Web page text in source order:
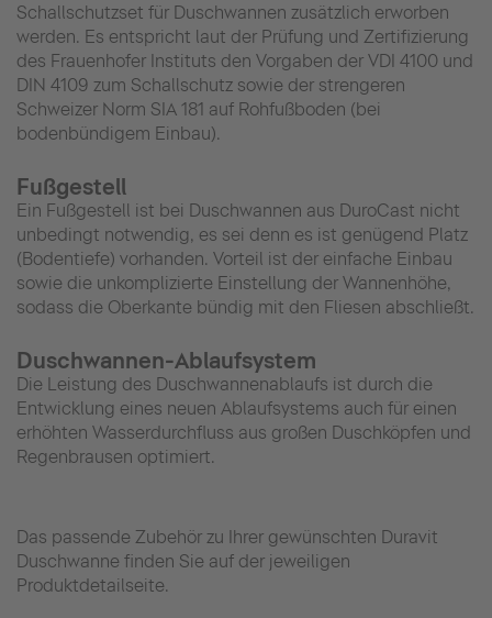
Schallschutzset für Duschwannen zusätzlich erworben
werden. Es entspricht laut der Prüfung und Zertifizierung
des Frauenhofer Instituts den Vorgaben der VDI 4100 und
DIN 4109 zum Schallschutz sowie der strengeren
Schweizer Norm SIA 181 auf Rohfußboden (bei
bodenbündigem Einbau).
Fußgestell
Ein Fußgestell ist bei Duschwannen aus DuroCast nicht
unbedingt notwendig, es sei denn es ist genügend Platz
(Bodentiefe) vorhanden. Vorteil ist der einfache Einbau
sowie die unkomplizierte Einstellung der Wannenhöhe,
sodass die Oberkante bündig mit den Fliesen abschließt.
Duschwannen-Ablaufsystem
Die Leistung des Duschwannenablaufs ist durch die
Entwicklung eines neuen Ablaufsystems auch für einen
erhöhten Wasserdurchfluss aus großen Duschköpfen und
Regenbrausen optimiert.
Das passende Zubehör zu Ihrer gewünschten Duravit
Duschwanne finden Sie auf der jeweiligen
Produktdetailseite.